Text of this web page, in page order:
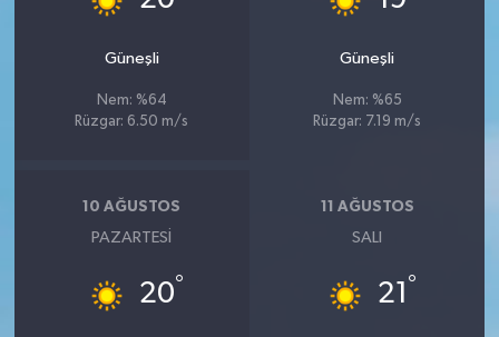
Güneşli
Nem: %64
Rüzgar: 6.50 m/s
Güneşli
Nem: %65
Rüzgar: 7.19 m/s
10 AĞUSTOS
PAZARTESI
20°
11 AĞUSTOS
SALI
21 °